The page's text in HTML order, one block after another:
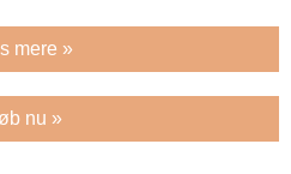
mere »
nu »